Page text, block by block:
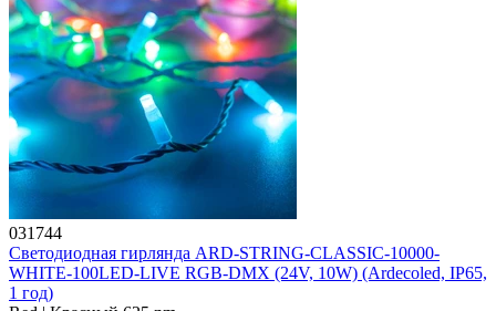
031744
Светодиодная гирлянда ARD-STRING-CLASSIC-10000-
WHITE-100LED-LIVE RGB-DMX (24V, 10W) (Ardecoled, IP65,
1 год)